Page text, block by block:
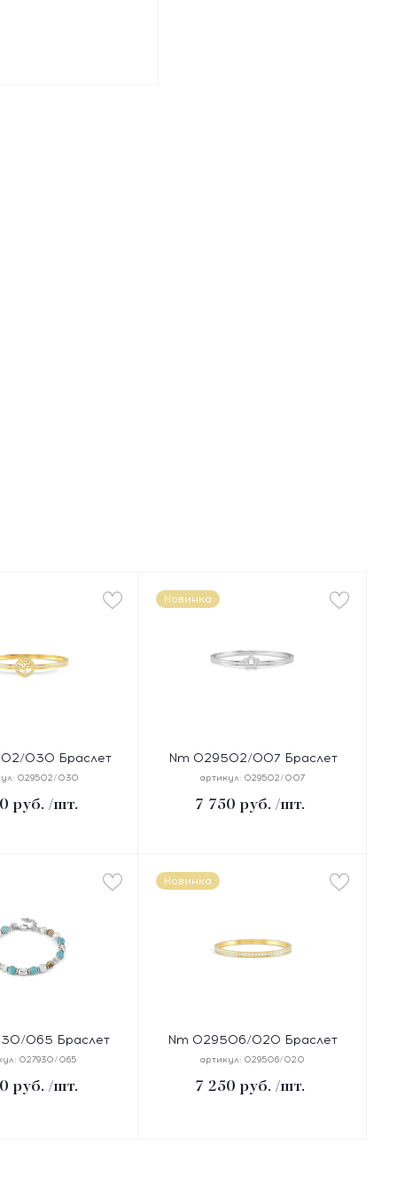
030 Браслет
"ДЕРЕВО
покрытие желт
029502/030
руб. /шт.
Новинка
Nm 029502/007 Браслет
PRETTY BANGLES "ЗВЕЗДА"
артикул: 029502/007
7 750 руб. /шт.
065 Браслет
"БИРЮЗА, ЯШМА"
шнур, сталь,
027930/065
руб. /шт.
Новинка
Nm 029506/020 Браслет
PRETTY BANGLES размер 19
покрытие желтое PVD
артикул: 029506/020
7 250 руб. /шт.